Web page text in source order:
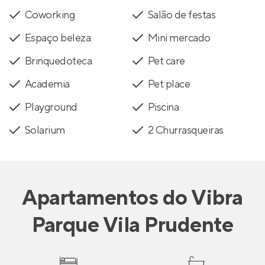
Coworking
Salão de festas
Espaço beleza
Mini mercado
Brinquedoteca
Pet care
Academia
Pet place
Playground
Piscina
Solarium
2 Churrasqueiras
ApartamentosdoVibra
Parque Vila Prudente